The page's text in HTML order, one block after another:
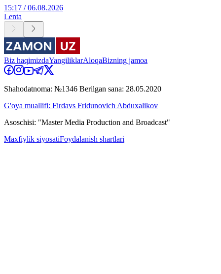
15:17 / 06.08.2026
Lenta
Biz haqimizdaYangiliklarAloqaBizning jamoa
Shahodatnoma: №1346 Berilgan sana: 28.05.2020
G'oya muallifi: Firdavs Fridunovich Abduxalikov
Asoschisi: "Master Media Production and Broadcast"
Maxfiylik siyosatiFoydalanish shartlari